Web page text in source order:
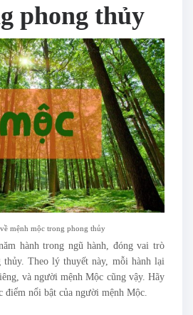
phong thủy
mệnh mộc trong phong thủy
hành trong ngũ hành, đóng vai trò
thủy. Theo lý thuyết này, mỗi hành lại
và người mệnh Mộc cũng vậy. Hãy
điểm nổi bật của người mệnh Mộc.